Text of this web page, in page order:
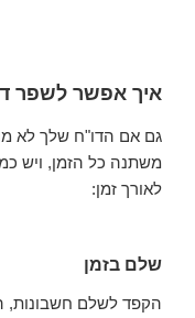
איך אפשר לשפר
גם אם הדו"ח שלך לא
משתנה כל הזמן, ויש
לאורך זמן:
שלם בזמן
הקפד לשלם חשבונות,